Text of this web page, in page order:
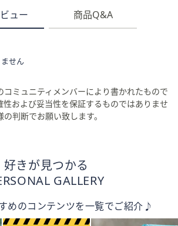
ュー 商品Q&A
せん
コミュニティメンバーにより書かれたもので
性および妥当性を保証するものではありませ
判断でお願い致します。
好きが見つかる
GALLERY
めのコンテンツを一覧でご紹介♪